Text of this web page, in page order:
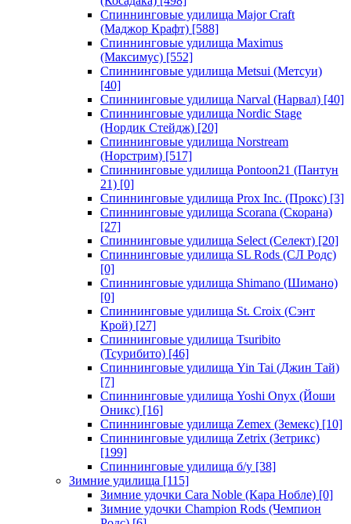
Спиннинговые удилища Major Craft
(Маджор Крафт) [588]
Спиннинговые удилища Maximus
(Максимус) [552]
Спиннинговые удилища Metsui (Метсуи)
[40]
Спиннинговые удилища Narval (Нарвал) [40]
Спиннинговые удилища Nordic Stage
(Нордик Стейдж) [20]
Спиннинговые удилища Norstream
(Норстрим) [517]
Спиннинговые удилища Pontoon21 (Пантун
21) [0]
Спиннинговые удилища Prox Inc. (Прокс) [3]
Спиннинговые удилища Scorana (Скорана)
[27]
Спиннинговые удилища Select (Селект) [20]
Спиннинговые удилища SL Rods (СЛ Родс)
[0]
Спиннинговые удилища Shimano (Шимано)
[0]
Спиннинговые удилища St. Croix (Сэнт
Крой) [27]
Спиннинговые удилища Tsuribito
(Тсурибито) [46]
Спиннинговые удилища Yin Tai (Джин Тай)
[7]
Спиннинговые удилища Yoshi Onyx (Йоши
Оникс) [16]
Спиннинговые удилища Zemex (Земекс) [10]
Спиннинговые удилища Zetrix (Зетрикс)
[199]
Спиннинговые удилища б/у [38]
Зимние удилища [115]
Зимние удочки Cara Noble (Кара Нобле) [0]
Зимние удочки Champion Rods (Чемпион